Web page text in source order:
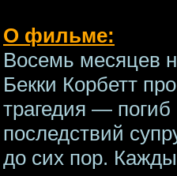
О фильме:
Восемь месяцев
Бекки Корбетт
трагедия —
последствий
до сих пор.